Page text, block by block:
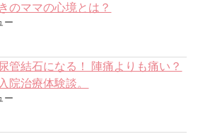
のママの心境とは？
ー
管結石になる！ 陣痛よりも痛い？
院治療体験談。
ー